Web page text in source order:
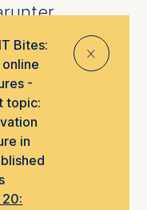
Bites:
online
-
topic:
in
20:
⨯
,
sowie
anerkannte